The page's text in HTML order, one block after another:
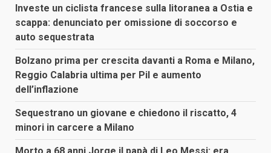
Investe un ciclista francese sulla litoranea a Ostia e
scappa: denunciato per omissione di soccorso e
auto sequestrata
Bolzano prima per crescita davanti a Roma e Milano,
Reggio Calabria ultima per Pil e aumento
dell’inflazione
Sequestrano un giovane e chiedono il riscatto, 4
minori in carcere a Milano
Morto a 68 anni Jorge il papà di Leo Messi: era